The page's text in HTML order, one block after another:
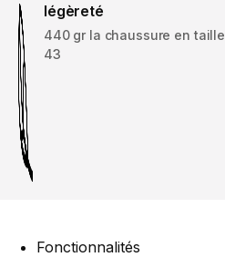
légèreté
440 gr la chaussure en taille
43
Fonctionnalités